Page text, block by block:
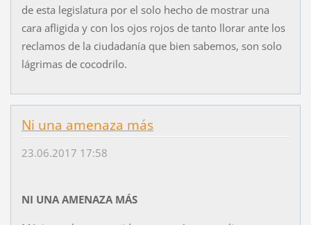
de esta legislatura por el solo hecho de mostrar una
cara afligida y con los ojos rojos de tanto llorar ante los
reclamos de la ciudadanía que bien sabemos, son solo
lágrimas de cocodrilo.
Ni una amenaza más
23.06.2017 17:58
NI UNA AMENAZA MÁS